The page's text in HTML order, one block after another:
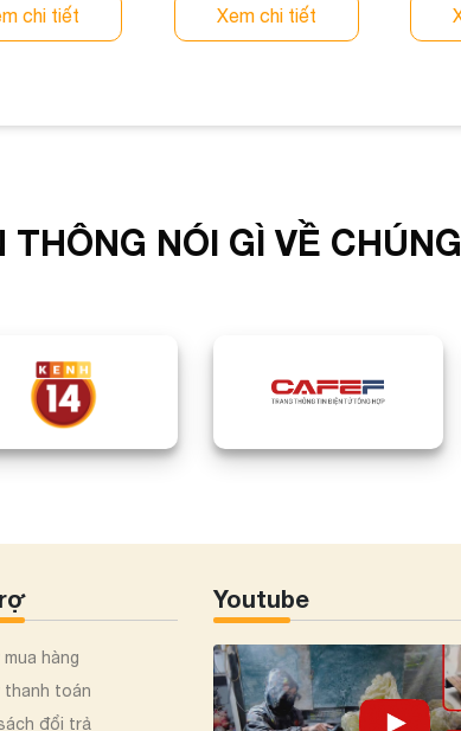
chi tiết Xem chi tiết
THÔNG NÓI GÌ VỀ
hàng
thanh toán
đổi trả
Youtube